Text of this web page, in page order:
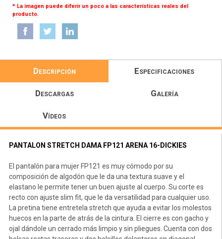
* La imagen puede diferir un poco a las características reales del
producto.
Descripción Especificaciones
Descargas Galería
Vídeos
PANTALON STRETCH DAMA FP121 ARENA 16-DICKIES
El pantalón para mujer FP121 es muy cómodo por su
composición de algodón que le da una textura suave y el
elastano le permite tener un buen ajuste al cuerpo. Su corte es
recto con ajuste slim fit, que le da versatilidad para cualquier uso.
La pretina tiene entretela stretch que ayuda a evitar los molestos
huecos en la parte de atrás de la cintura. El cierre es con gacho y
ojal dándole un cerrado más limpio y sin pliegues. Cuenta con dos